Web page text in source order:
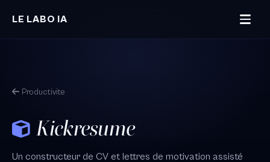
LE LABO IA
Productivite
Kickresume
Un constructeur de CV et lettres de motivation assisté